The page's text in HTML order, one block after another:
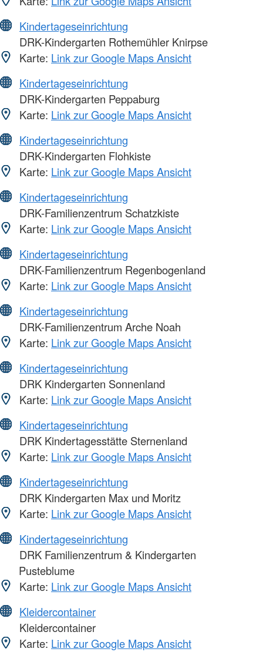
Kindertageseinrichtung
DRK-Kindergarten Rothemühler Knirpse
Karte: Link zur Google Maps Ansicht
Kindertageseinrichtung
DRK-Kindergarten Peppaburg
Karte: Link zur Google Maps Ansicht
Kindertageseinrichtung
DRK-Kindergarten Flohkiste
Karte: Link zur Google Maps Ansicht
Kindertageseinrichtung
DRK-Familienzentrum Schatzkiste
Karte: Link zur Google Maps Ansicht
Kindertageseinrichtung
DRK-Familienzentrum Regenbogenland
Karte: Link zur Google Maps Ansicht
Kindertageseinrichtung
DRK-Familienzentrum Arche Noah
Karte: Link zur Google Maps Ansicht
Kindertageseinrichtung
DRK Kindergarten Sonnenland
Karte: Link zur Google Maps Ansicht
Kindertageseinrichtung
DRK Kindertagesstätte Sternenland
Karte: Link zur Google Maps Ansicht
Kindertageseinrichtung
DRK Kindergarten Max und Moritz
Karte: Link zur Google Maps Ansicht
Kindertageseinrichtung
DRK Familienzentrum & Kindergarten
Pusteblume
Karte: Link zur Google Maps Ansicht
Kleidercontainer
Kleidercontainer
Karte: Link zur Google Maps Ansicht